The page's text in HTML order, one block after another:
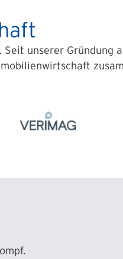
unserer Gründung